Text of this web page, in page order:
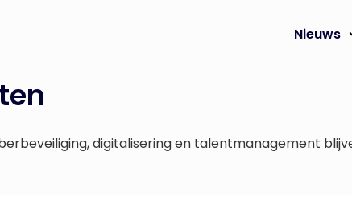
Nieuws
digitalisering en talentmanagement